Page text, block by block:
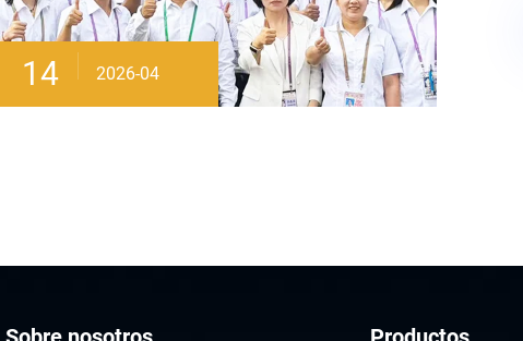
14 2026-04